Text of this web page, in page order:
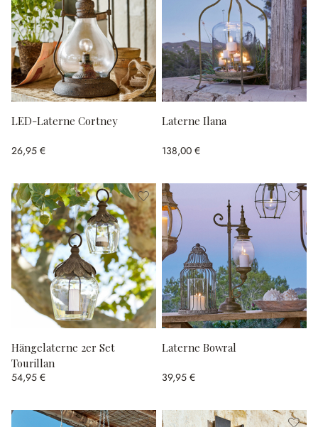
LED-Laterne Cortney
26,95 €
Laterne Ilana
138,00 €
Hängelaterne 2er Set
Tourillan
54,95 €
Laterne Bowral
39,95 €